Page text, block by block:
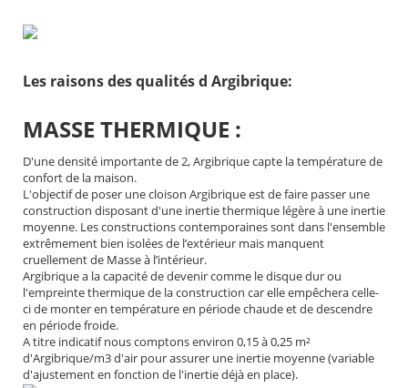
Les raisons des qualités d Argibrique:
MASSE THERMIQUE :
D'une densité importante de 2, Argibrique capte la température de
confort de la maison.
L'objectif de poser une cloison Argibrique est de faire passer une
construction disposant d'une inertie thermique légère à une inertie
moyenne. Les constructions contemporaines sont dans l'ensemble
extrêmement bien isolées de l’extérieur mais manquent
cruellement de Masse à l’intérieur.
Argibrique a la capacité de devenir comme le disque dur ou
l'empreinte thermique de la construction car elle empêchera celle-
ci de monter en température en période chaude et de descendre
en période froide.
A titre indicatif nous comptons environ 0,15 à 0,25 m²
d'Argibrique/m3 d'air pour assurer une inertie moyenne (variable
d'ajustement en fonction de l'inertie déjà en place).